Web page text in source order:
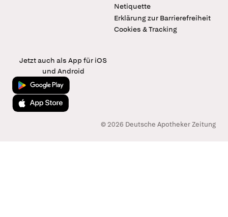
Netiquette
Erklärung zur Barrierefreiheit
Cookies & Tracking
Jetzt auch als App für iOS
und Android
Jetzt bei Google Play
Laden im App Store
© 2026 Deutsche Apotheker Zeitung